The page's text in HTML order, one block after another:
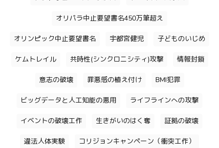
オリパラ中止要望書名450万筆超え
オリンピック中止要望書名 宇都宮健児 子どものいじめ
ケムトレイル 共時性(シンクロニシティ)攻撃 情報封鎖
意志の破壊 罪悪感の植え付け BMI犯罪
ビッグデータと人工知能の悪用 ライフラインへの攻撃
イベントの破壊工作 生きがいのはく奪 証拠の破壊
違法人体実験 コリジョンキャンペーン（衝突工作）